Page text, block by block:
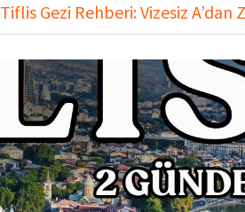
Tiflis Gezi Rehberi: Vizesiz A’dan